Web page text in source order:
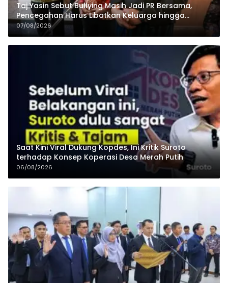
Taj Yasin Sebut Bullying Masih Jadi PR Bersama,
Pencegahan Harus Libatkan Keluarga hingga
Pesantren
07/08/2026
Saat Kini Viral Dukung Kopdes, Ini Kritik Suroto
terhadap Konsep Koperasi Desa Merah Putih
06/08/2026